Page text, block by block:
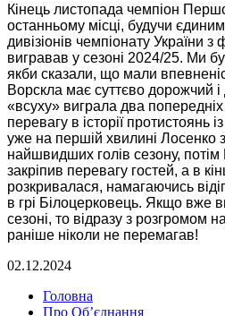
Кінець листопада чемпіон
останньому місці, будучи
дивізіонів чемпіонату України
вигравав у сезоні 2024/25. Ми
якби сказали, що мали
Ворскла має суттєво дорожчий і
«всуху» виграла два
перевагу в історії протистоянь
уже на першій хвилині Лосенко
найшвидших голів сезону,
закріпив перевагу гостей, а в
розкривалася, намагаючись
в грі Білоцерковець. Якщо вже
сезоні, то відразу з розгромом
раніше ніколи не перемагав!
02.12.2024
Головна
Про Об’єднання